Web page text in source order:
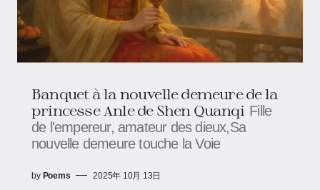
Banquet à la nouvelle demeure de la
princesse Anle de Shen Quanqi Fille
de l'empereur, amateur des dieux,Sa
nouvelle demeure touche la Voie
by Poems 2025年 10月 13日